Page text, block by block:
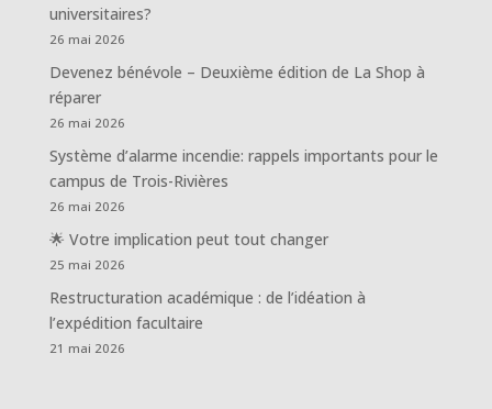
universitaires?
26 mai 2026
Devenez bénévole – Deuxième édition de La Shop à
réparer
26 mai 2026
Système d’alarme incendie: rappels importants pour le
campus de Trois-Rivières
26 mai 2026
🌟 Votre implication peut tout changer
25 mai 2026
Restructuration académique : de l’idéation à
l’expédition facultaire
21 mai 2026